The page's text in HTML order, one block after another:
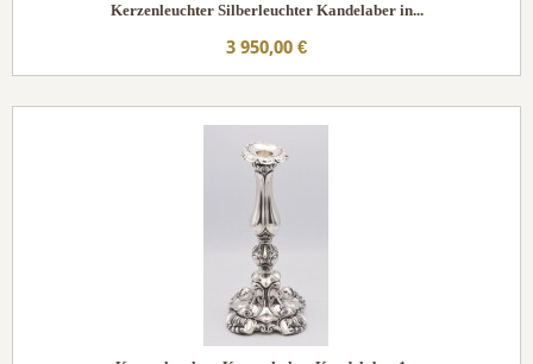
Kerzenleuchter Silberleuchter Kandelaber in...
3 950,00 €